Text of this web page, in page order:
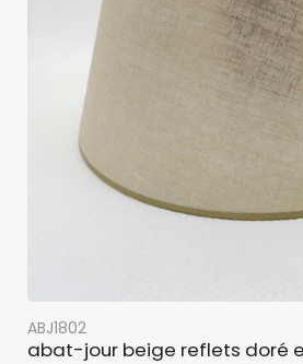
ABJ1802
abat-jour beige reflets doré